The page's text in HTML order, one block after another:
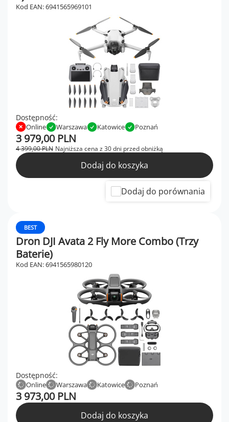
Kod EAN: 6941565969101
Dostępność:
Online Warszawa Katowice Poznań
4 399,00 PLN Najniższa cena z 30 dni przed obniżką
3 979,00 PLN
Dodaj do koszyka
Dodaj do porównania
BEST
Dron DJI Avata 2 Fly More Combo (Trzy
Baterie)
Kod EAN: 6941565980120
Dostępność:
Online Warszawa Katowice Poznań
3 973,00 PLN
Dodaj do koszyka